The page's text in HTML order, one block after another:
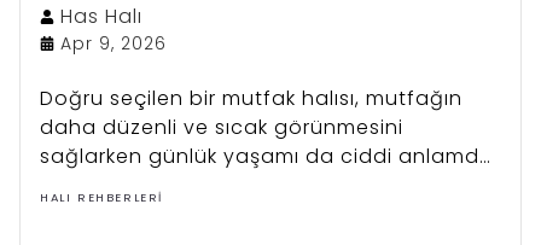
Has Halı
Apr 9, 2026
Doğru seçilen bir mutfak halısı, mutfağın
daha düzenli ve sıcak görünmesini
sağlarken günlük yaşamı da ciddi anlamda
kolaylaştırır.
HALI REHBERLERI